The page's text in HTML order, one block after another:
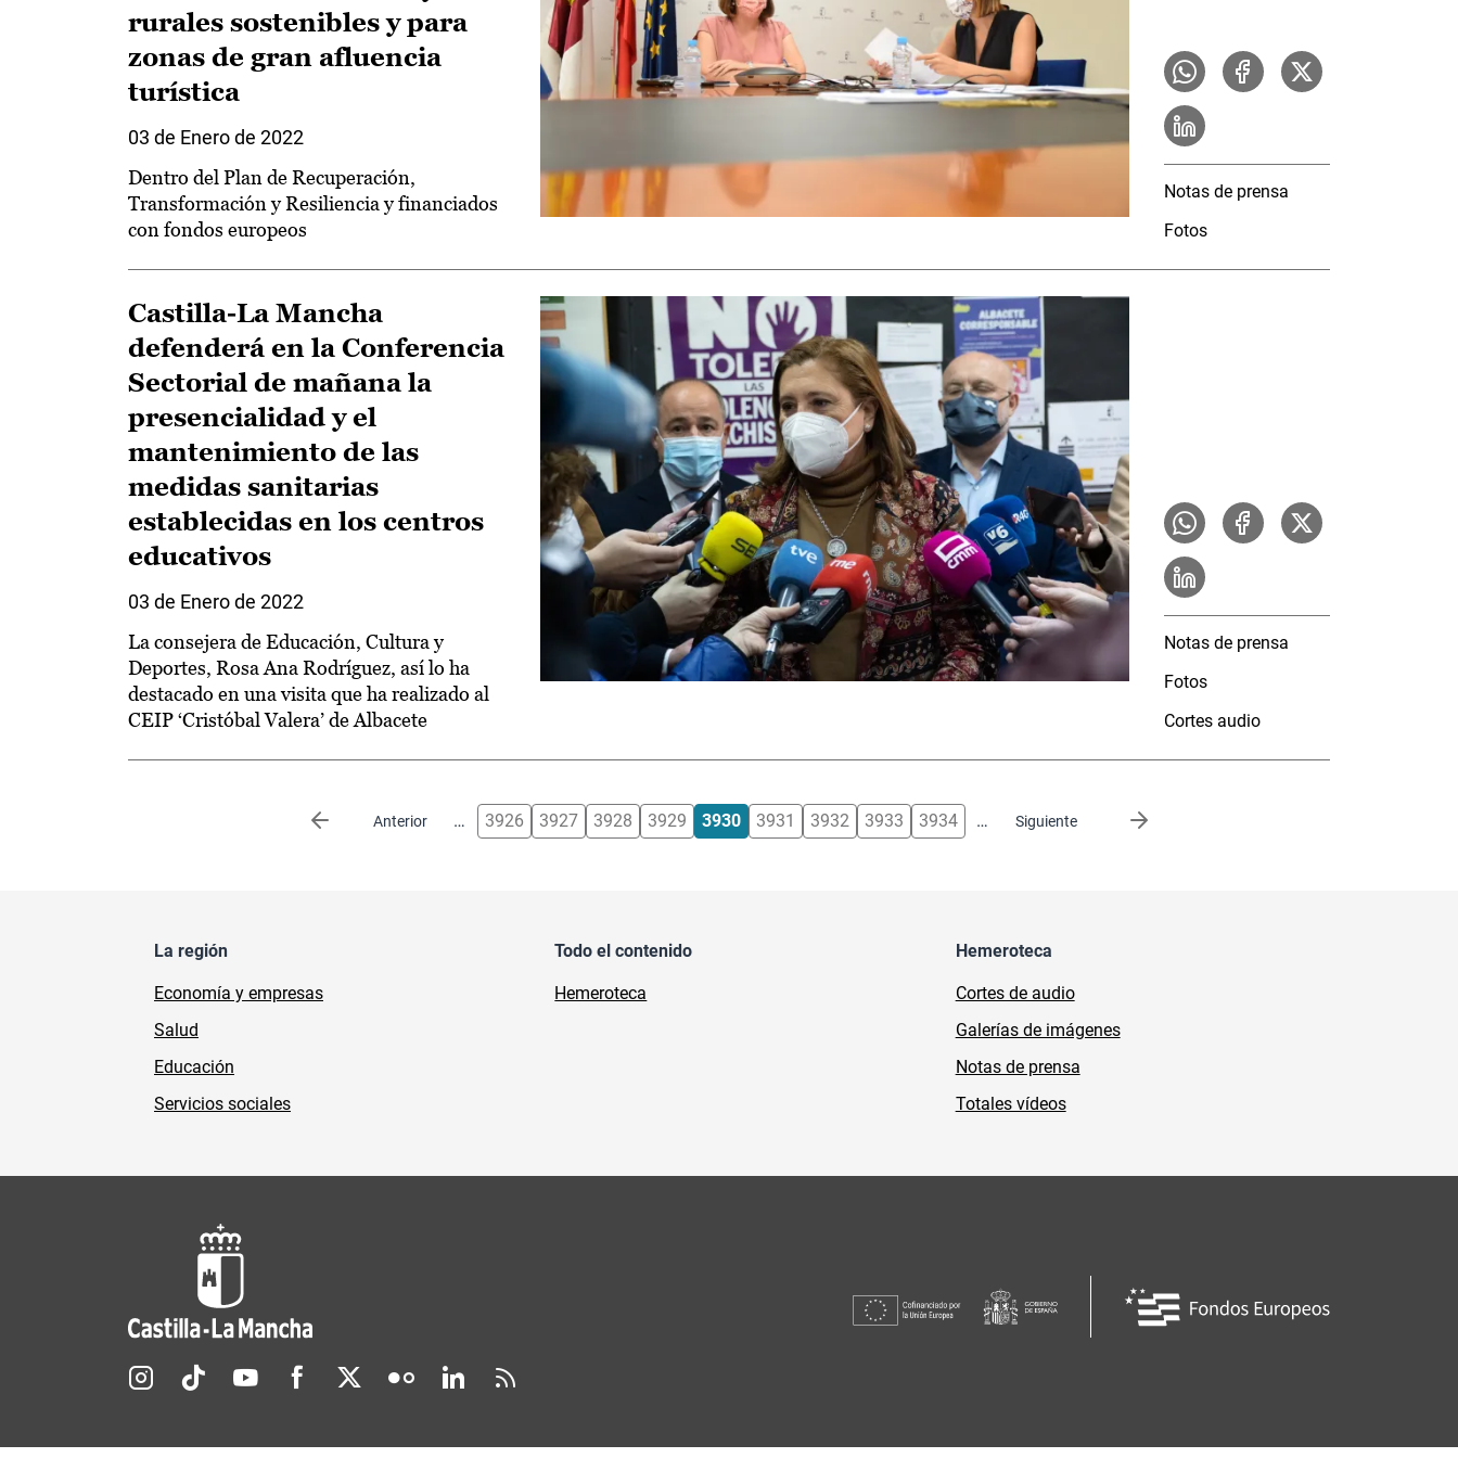
rurales sostenibles y para
zonas de gran afluencia
turística
03 de Enero de 2022
Dentro del Plan de Recuperación,
Transformación y Resiliencia y financiados
con fondos europeos
Notas de prensa
Fotos
Castilla-La Mancha
defenderá en la Conferencia
Sectorial de mañana la
presencialidad y el
mantenimiento de las
medidas sanitarias
establecidas en los centros
educativos
03 de Enero de 2022
La consejera de Educación, Cultura y
Deportes, Rosa Ana Rodríguez, así lo ha
destacado en una visita que ha realizado al
CEIP ‘Cristóbal Valera’ de Albacete
Notas de prensa
Fotos
Cortes audio
Anterior
Página anterior … 3926 3927 3928 3929 3930 3931 3932 3933 3934 … Siguiente
Siguiente página
La región
Economía y empresas
Salud
Educación
Servicios sociales
Todo el contenido
Hemeroteca
Hemeroteca
Cortes de audio
Galerías de imágenes
Notas de prensa
Totales vídeos
Redes sociales JCCM